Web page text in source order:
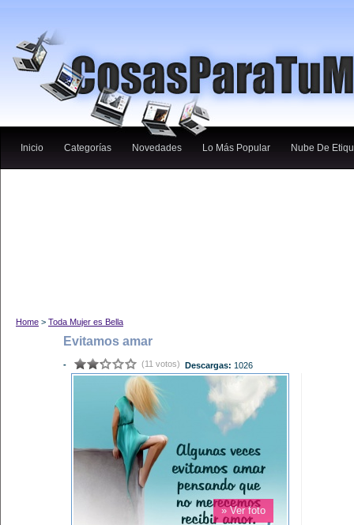
Inicio Categorías Novedades Lo Más Popular Nube De
Home > Toda Mujer es Bella
Evitamos amar
- (11 votos) Descargas: 1026
» Ver foto